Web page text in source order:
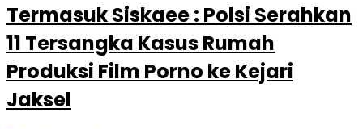
Termasuk Siskaee : Polsi Serahkan
11 Tersangka Kasus Rumah
Produksi Film Porno ke Kejari
Jaksel